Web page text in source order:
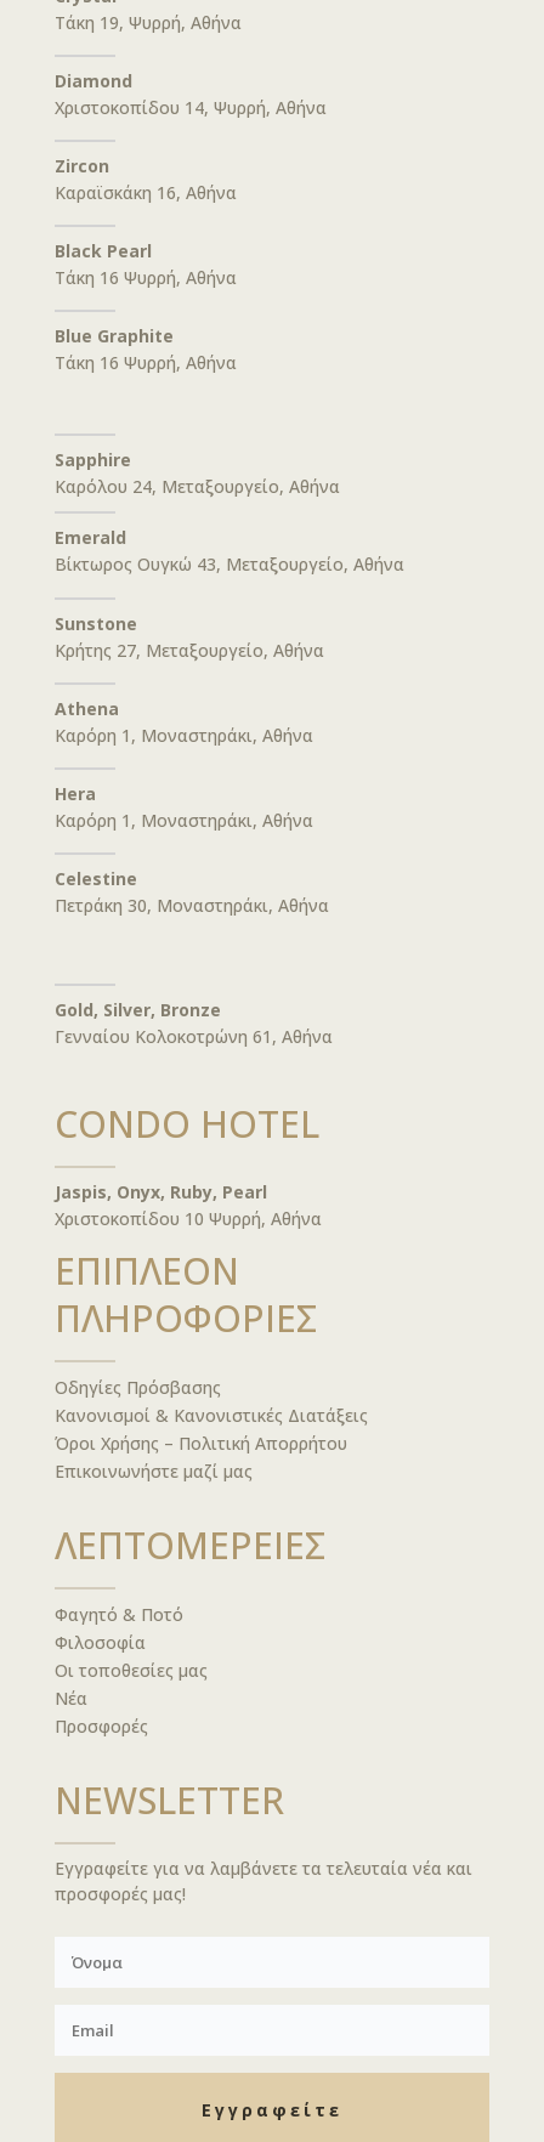
Τάκη 19, Ψυρρή, Αθήνα
Diamond
Χριστοκοπίδου 14, Ψυρρή, Αθήνα
Zircon
Καραϊσκάκη 16, Αθήνα
Black Pearl
Τάκη 16 Ψυρρή, Αθήνα
Blue Graphite
Τάκη 16 Ψυρρή, Αθήνα
Sapphire
Καρόλου 24, Μεταξουργείο, Αθήνα
Emerald
Βίκτωρος Ουγκώ 43, Μεταξουργείο, Αθήνα
Sunstone
Κρήτης 27, Μεταξουργείο, Αθήνα
Athena
Καρόρη 1, Μοναστηράκι, Αθήνα
Hera
Καρόρη 1, Μοναστηράκι, Αθήνα
Celestine
Πετράκη 30, Μοναστηράκι, Αθήνα
Gold, Silver, Bronze
Γενναίου Κολοκοτρώνη 61, Αθήνα
CONDO HOTEL
Jaspis, Onyx, Ruby, Pearl
Χριστοκοπίδου 10 Ψυρρή, Αθήνα
ΕΠΙΠΛΕΟΝ
ΠΛΗΡΟΦΟΡΙΕΣ
Οδηγίες Πρόσβασης
Κανονισμοί & Κανονιστικές Διατάξεις
Όροι Χρήσης – Πολιτική Απορρήτου
Επικοινωνήστε μαζί μας
ΛΕΠΤΟΜΕΡΕΙΕΣ
Φαγητό & Ποτό
Φιλοσοφία
Οι τοποθεσίες μας
Νέα
Προσφορές
NEWSLETTER
Εγγραφείτε για να λαμβάνετε τα τελευταία νέα και
προσφορές μας!
Εγγραφείτε